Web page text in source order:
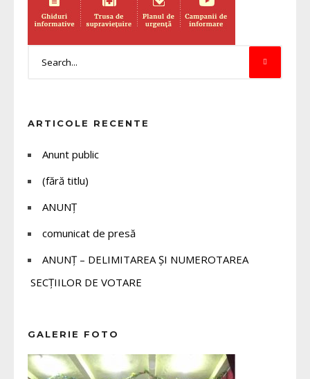
ARTICOLE RECENTE
Anunt public
(fără titlu)
ANUNȚ
comunicat de presă
ANUNȚ – DELIMITAREA ȘI NUMEROTAREA
SECȚIILOR DE VOTARE
GALERIE FOTO